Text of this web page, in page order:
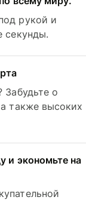
рукой и
секунды.
Забудьте о
также высоких
и экономьте на